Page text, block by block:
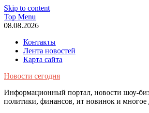
Skip to content
Top Menu
08.08.2026
Контакты
Лента новостей
Карта сайта
Новости сегодня
Информационный портал, новости шоу-
политики, финансов, ит новинок и многое